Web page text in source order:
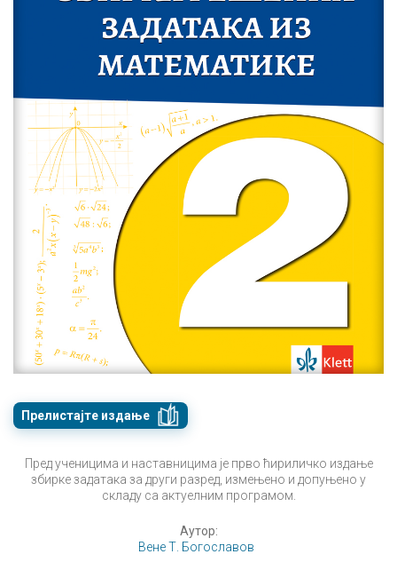
Прелистајте издање
Пред ученицима и наставницима је прво ћириличко издање
збирке задатака за други разред, измењено и допуњено у
складу са актуелним програмом.
Аутор:
Вене Т. Богославов